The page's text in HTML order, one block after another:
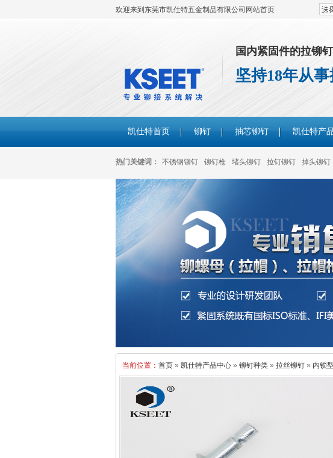
欢迎来到东莞市凯仕特五金制品有限公司网站首页
国内紧固件的拉铆
坚持18年从
凯仕特首页 铆钉 抽芯铆钉 凯仕特产
热门关键词： 不锈钢铆钉 铆钉枪 堵头铆钉 拉钉铆钉 掉头铆钉
当前位置： 首页 » 凯仕特产品中心 » 铆钉种类 » 拉丝铆钉 » 内锁